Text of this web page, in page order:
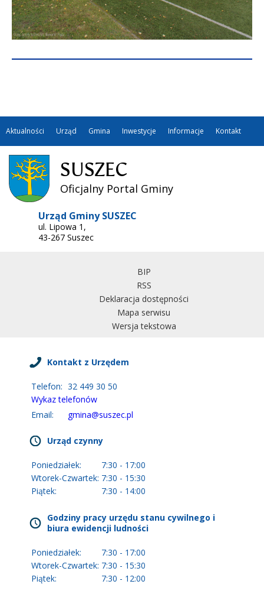
Aktualności Urząd Gmina Inwestycje Informacje Kontakt
SUSZEC
Oficjalny Portal Gminy
Urząd Gminy SUSZEC
ul. Lipowa 1,
43-267 Suszec
BIP
RSS
Deklaracja dostępności
Mapa serwisu
Wersja tekstowa
Kontakt z Urzędem
Telefon: 32 449 30 50
Wykaz telefonów
Email:
gmina@suszec.pl
Urząd czynny
Poniedziałek:
7:30 - 17:00
Wtorek-Czwartek: 7:30 - 15:30
Piątek:
7:30 - 14:00
Godziny pracy urzędu stanu cywilnego i
biura ewidencji ludności
Poniedziałek:
7:30 - 17:00
Wtorek-Czwartek: 7:30 - 15:30
Piątek:
7:30 - 12:00